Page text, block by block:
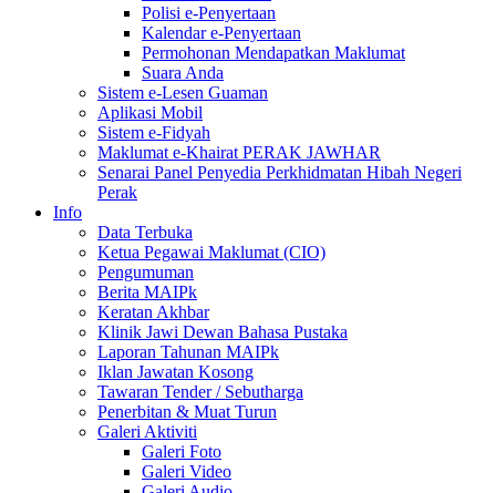
Polisi e-Penyertaan
Kalendar e-Penyertaan
Permohonan Mendapatkan Maklumat
Suara Anda
Sistem e-Lesen Guaman
Aplikasi Mobil
Sistem e-Fidyah
Maklumat e-Khairat PERAK JAWHAR
Senarai Panel Penyedia Perkhidmatan Hibah Negeri
Perak
Info
Data Terbuka
Ketua Pegawai Maklumat (CIO)
Pengumuman
Berita MAIPk
Keratan Akhbar
Klinik Jawi Dewan Bahasa Pustaka
Laporan Tahunan MAIPk
Iklan Jawatan Kosong
Tawaran Tender / Sebutharga
Penerbitan & Muat Turun
Galeri Aktiviti
Galeri Foto
Galeri Video